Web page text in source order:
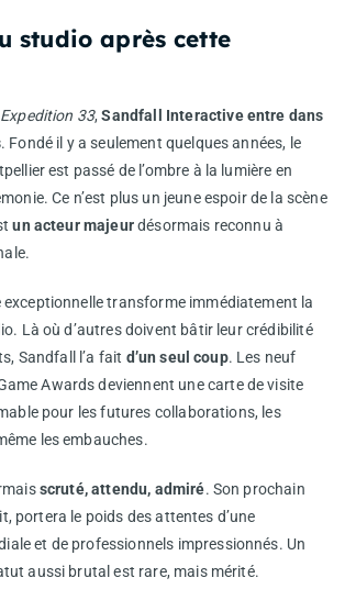
studio après cette
33,Sandfall Interactive entre dans
. Fondé il y a seulement quelques années, le
est passé de l’ombre à la lumière en
Ce n’est plus un jeune espoir de la scène
un acteur majeurdésormais reconnu à
transforme immédiatement la
Là où d’autres doivent bâtir leur crédibilité
Sandfall l’a fait d’un seul coup. Les neuf
Awards deviennent une carte de visite
pour les futures collaborations, les
les embauches.
scruté, attendu, admiré. Son prochain
portera le poids des attentes d’une
et de professionnels impressionnés. Un
aussi brutal est rare, mais mérité.